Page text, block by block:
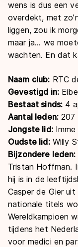
wens is dus een
overdekt, met
liggen, zou ik
maar ja... we
wachten. En dat
Naam club: RTC
Gevestigd in:
Bestaat sinds: 4
Aantal leden:207
Jongste lid:Imme
Oudste lid:Willy
Bijzondere leden:
Tristan Hoffman.
hij is in de
Casper de Gier uit
nationale titels
Wereldkampioen
tijdens het
voor medici en